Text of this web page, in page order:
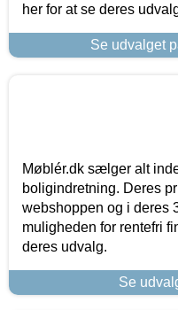
her for at se deres
Se udvalget
Møblér.dk sælger alt
boligindretning. Deres
webshoppen og i deres
muligheden for rentefri
deres udvalg.
Se